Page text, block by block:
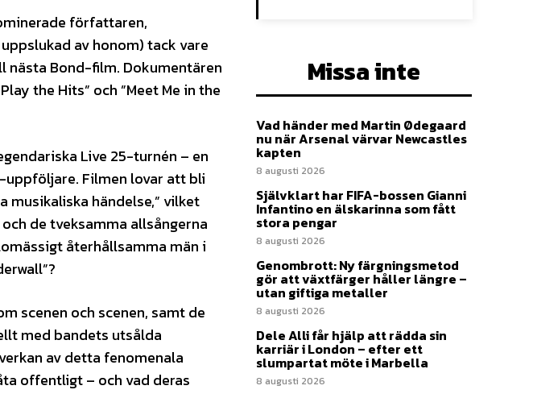
författaren,
av honom) tack vare
nästa Bond-film. Dokumentären
the Hits” och ”Meet Me in the
Live 25-turnén – en
uppföljare. Filmen lovar att bli
händelse,” vilket
de tveksamma allsångerna
återhållsamma män i
scenen och scenen, samt de
med bandets utsålda
av detta fenomenala
offentligt – och vad deras
Missa inte
Vad händer med Martin Ødegaard
nu när Arsenal värvar Newcastles
kapten
8 augusti 2026
Självklart har FIFA-bossen Gianni
Infantino en älskarinna som fått
stora pengar
8 augusti 2026
Genombrott: Ny färgningsmetod
gör att växtfärger håller längre –
utan giftiga metaller
8 augusti 2026
Dele Alli får hjälp att rädda sin
karriär i London – efter ett
slumpartat möte i Marbella
8 augusti 2026